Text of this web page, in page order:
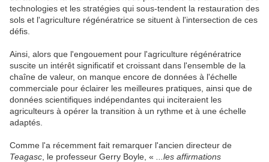
technologies et les stratégies qui sous-tendent la restauration des
sols et l'agriculture régénératrice se situent à l'intersection de ces
défis.
Ainsi, alors que l'engouement pour l'agriculture régénératrice
suscite un intérêt significatif et croissant dans l'ensemble de la
chaîne de valeur, on manque encore de données à l'échelle
commerciale pour éclairer les meilleures pratiques, ainsi que de
données scientifiques indépendantes qui inciteraient les
agriculteurs à opérer la transition à un rythme et à une échelle
adaptés.
Comme l'a récemment fait remarquer l'ancien directeur de
Teagasc , le professeur Gerry Boyle, «
...les affirmations